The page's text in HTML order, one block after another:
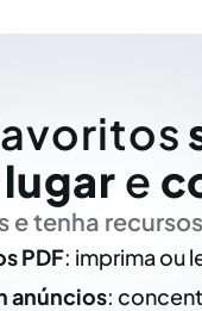
e
e tenha
PDF: imprima ou
anúncios: